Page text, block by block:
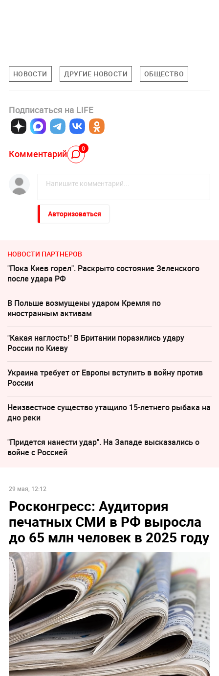
НОВОСТИ ДРУГИЕ НОВОСТИ ОБЩЕСТВО
Подписаться на LIFE
Комментарий 0
Авторизоваться
НОВОСТИ ПАРТНЕРОВ
"Пока Киев горел". Раскрыто состояние Зеленского
после удара РФ
В Польше возмущены ударом Кремля по
иностранным активам
"Какая наглость!" В Британии поразились удару
России по Киеву
Украина требует от Европы вступить в войну против
России
Неизвестное существо утащило 15-летнего рыбака на
дно реки
"Придется нанести удар". На Западе высказались о
войне с Россией
29 мая, 12:12
Росконгресс: Аудитория
печатных СМИ в РФ выросла
до 65 млн человек в 2025 году